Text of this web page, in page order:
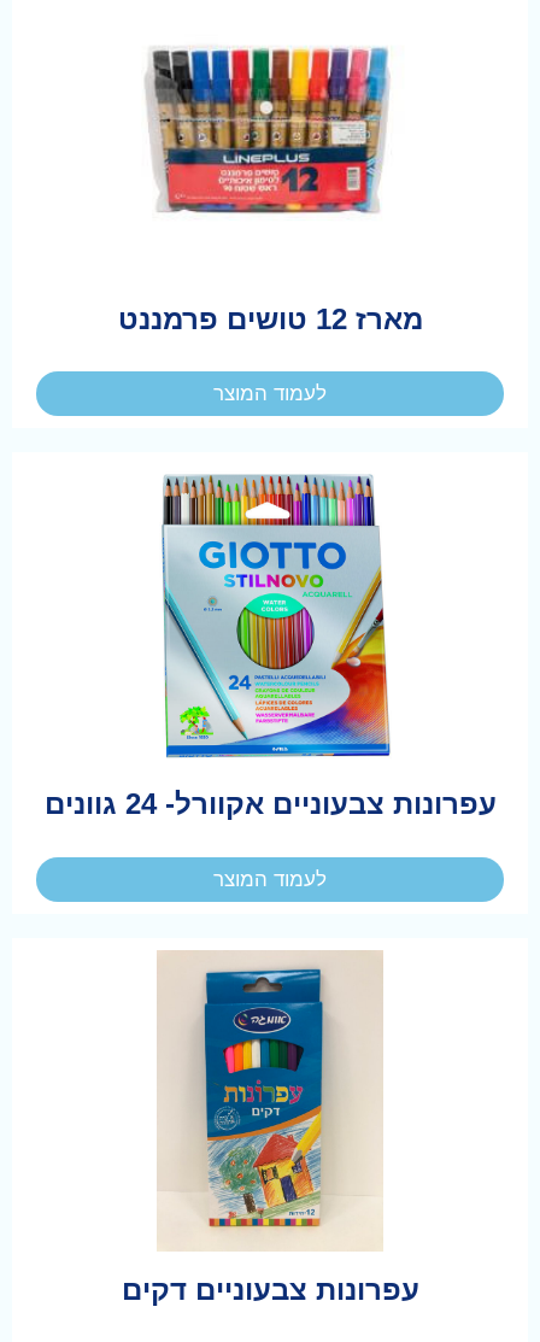
מארז 12 טושים פרמננט
לעמוד המוצר
עפרונות צבעוניים אקוורל- 24 גוונים
לעמוד המוצר
עפרונות צבעוניים דקים